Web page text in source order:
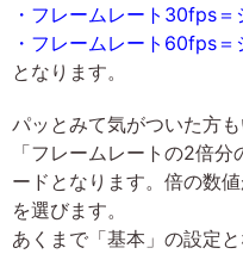
・フレームレート30fps
・フレームレート60fps
となります。
パッとみて気がついた方
「フレームレートの2倍
ードとなります。倍の数
を選びます。
あくまで「基本」の設定